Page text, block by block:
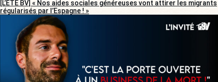
[L’ÉTÉ BV] « Nos aides sociales généreuses vont attirer les migrants
régularisés par l’Espagne ! »